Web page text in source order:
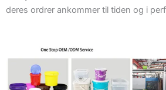
deres ordrer ankommer til tiden og i